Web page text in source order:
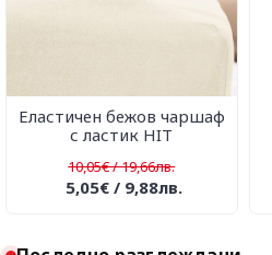
Еластичен бежов чаршаф
с ластик HIT
10,05€ / 19,66лв.
5,05€ / 9,88лв.